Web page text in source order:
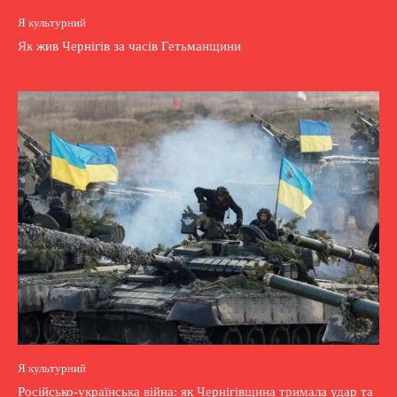
Я культурний
Як жив Чернігів за часів Гетьманщини
Я культурний
Російсько-українська війна: як Чернігівщина тримала удар та